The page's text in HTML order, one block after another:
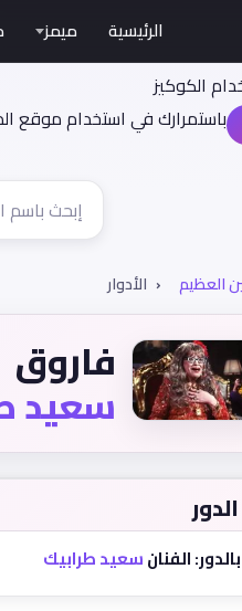
الكوكيز
باستمرارك في استخدام موقع
الرئيسية ميمز
العظيم الأدوار
فاروق
سعيد
الفنانسعيد طرابيك